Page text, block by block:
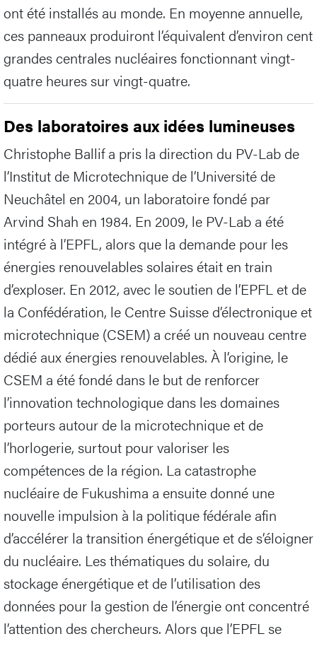
ont été installés au monde. En moyenne annuelle,
ces panneaux produiront l’équivalent d’environ cent
grandes centrales nucléaires fonctionnant vingt-
quatre heures sur vingt-quatre.
Des laboratoires aux idées lumineuses
Christophe Ballif a pris la direction du PV-Lab de
l’Institut de Microtechnique de l’Université de
Neuchâtel en 2004, un laboratoire fondé par
Arvind Shah en 1984. En 2009, le PV-Lab a été
intégré à l’EPFL, alors que la demande pour les
énergies renouvelables solaires était en train
d’exploser. En 2012, avec le soutien de l’EPFL et de
la Confédération, le Centre Suisse d’électronique et
microtechnique (CSEM) a créé un nouveau centre
dédié aux énergies renouvelables. À l’origine, le
CSEM a été fondé dans le but de renforcer
l’innovation technologique dans les domaines
porteurs autour de la microtechnique et de
l’horlogerie, surtout pour valoriser les
compétences de la région. La catastrophe
nucléaire de Fukushima a ensuite donné une
nouvelle impulsion à la politique fédérale afin
d’accélérer la transition énergétique et de s’éloigner
du nucléaire. Les thématiques du solaire, du
stockage énergétique et de l’utilisation des
données pour la gestion de l’énergie ont concentré
l’attention des chercheurs. Alors que l’EPFL se